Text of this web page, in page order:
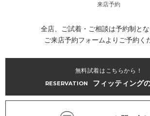
来店予約
全店、ご試着・ご相談は予約制とな
ご来店予約フォームよりご予約く
無料試着はこちらから！
RESERVATION
フィッティング